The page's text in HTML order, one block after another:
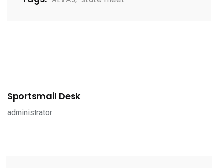
Sportsmail Desk
administrator